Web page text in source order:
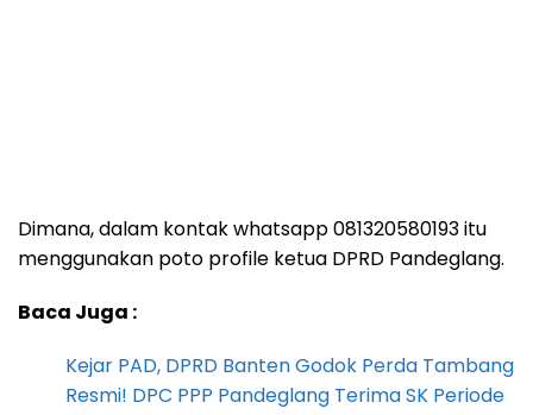
Dimana, dalam kontak whatsapp 081320580193 itu
menggunakan poto profile ketua DPRD Pandeglang.
Baca Juga :
Kejar PAD, DPRD Banten Godok Perda Tambang
Resmi! DPC PPP Pandeglang Terima SK Periode